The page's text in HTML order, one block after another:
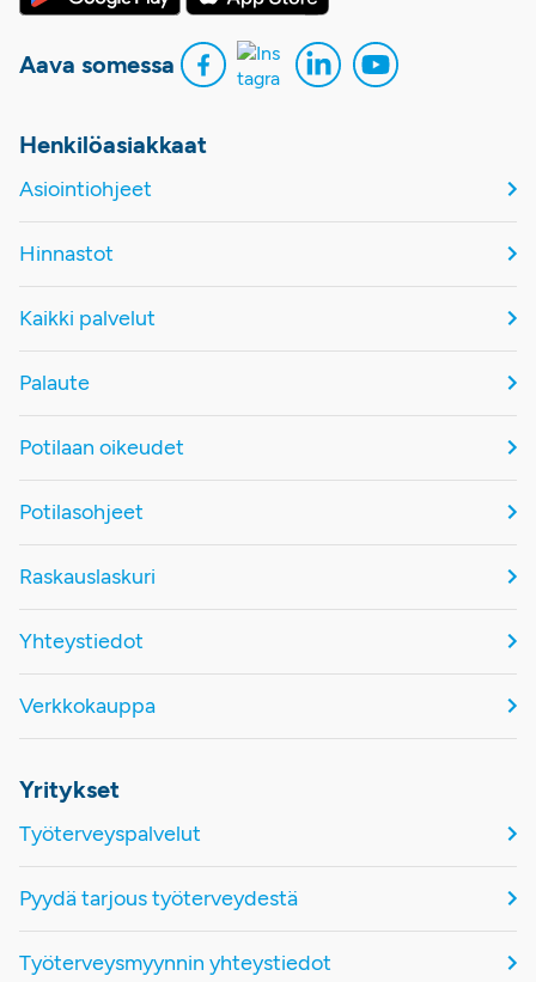
Aava somessa
Henkilöasiakkaat
Asiointiohjeet
Hinnastot
Kaikki palvelut
Palaute
Potilaan oikeudet
Potilasohjeet
Raskauslaskuri
Yhteystiedot
Verkkokauppa
Yritykset
Työterveyspalvelut
Pyydä tarjous työterveydestä
Työterveysmyynnin yhteystiedot